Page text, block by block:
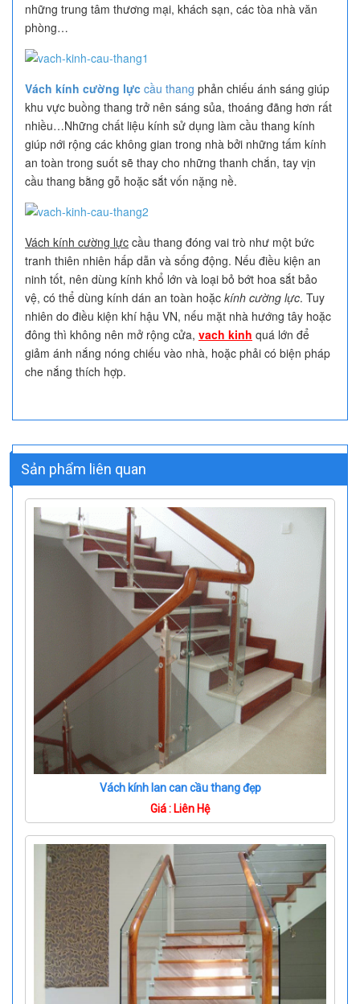
những trung tâm thương mại, khách sạn, các tòa nhà văn
phòng…
Vách kính cường lực cầu thang phản chiếu ánh sáng giúp
khu vực buồng thang trở nên sáng sủa, thoáng đãng hơn rất
nhiều…Những chất liệu kính sử dụng làm cầu thang kính
giúp nới rộng các không gian trong nhà bởi những tấm kính
an toàn trong suốt sẽ thay cho những thanh chắn, tay vịn
cầu thang bằng gỗ hoặc sắt vốn nặng nề.
Vách kính cường lực cầu thang đóng vai trò như một bức
tranh thiên nhiên hấp dẫn và sống động. Nếu điều kiện an
ninh tốt, nên dùng kính khổ lớn và loại bỏ bớt hoa sắt bảo
vệ, có thể dùng kính dán an toàn hoặc kính cường lực. Tuy
nhiên do điều kiện khí hậu VN, nếu mặt nhà hướng tây hoặc
đông thì không nên mở rộng cửa, vach kinh quá lớn để
giảm ánh nắng nóng chiếu vào nhà, hoặc phải có biện pháp
che nắng thích hợp.
Sản phẩm liên quan
Vách kính lan can cầu thang đẹp
Giá : Liên Hệ